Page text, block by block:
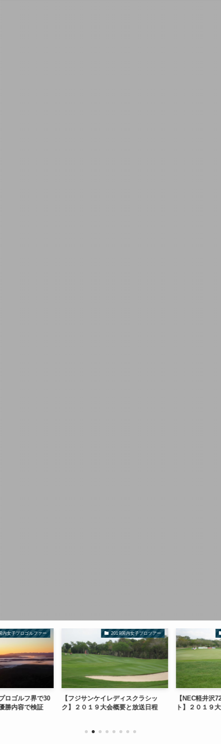
女子プロゴルファー
ゴルフ界で30
内容で検証
2019国内女子プロツアー
【フジサンケイレディスクラシッ
ク】２０１９大会概要と放送日程
【NEC軽井沢
ト】２０１９大